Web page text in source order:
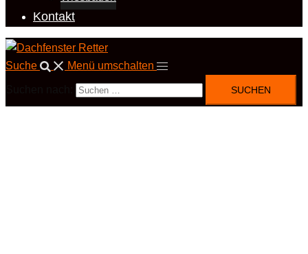
Kontakt
Suche Menü umschalten